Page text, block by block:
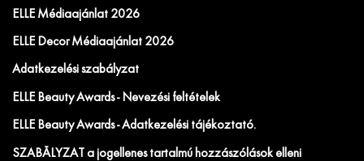
ELLE Médiaajánlat 2026
ELLE Decor Médiaajánlat 2026
Adatkezelési szabályzat
ELLE Beauty Awards - Nevezési feltételek
ELLE Beauty Awards - Adatkezelési tájékoztató.
SZABÁLYZAT a jogellenes tartalmú hozzászólások elleni